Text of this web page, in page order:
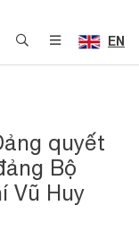
EN
quyết
Bộ
Vũ Huy